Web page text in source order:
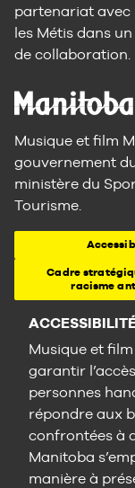
partenariat avec
les Métis dans
de collaboration.
Musique et film
gouvernement
ministère du
Tourisme.
Cadre
racisme
Musique et
garantir
personnes
répondre aux
confrontées à
Manitoba
manière à